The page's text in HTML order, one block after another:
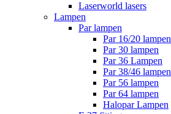
Laserworld lasers
Lampen
Par lampen
Par 16/20 lampen
Par 30 lampen
Par 36 Lampen
Par 38/46 lampen
Par 56 lampen
Par 64 lampen
Halopar Lampen